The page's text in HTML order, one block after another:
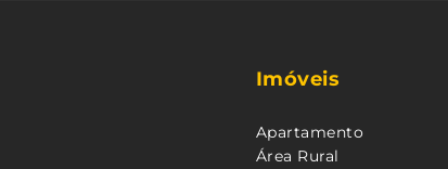
Imóveis
Apartamento
Área Rural